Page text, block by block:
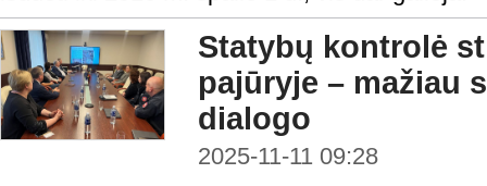
Statybų kontrolė
pajūryje – mažiau
dialogo
2025-11-11 09:28